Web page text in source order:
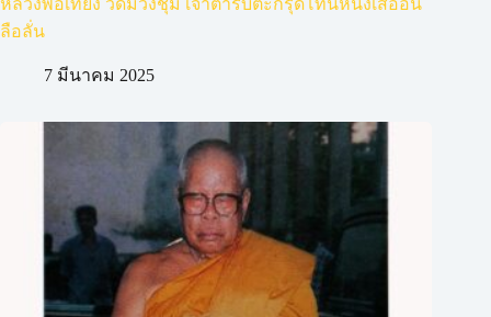
ลือลั่น
7 มีนาคม 2025